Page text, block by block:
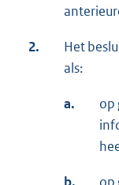
2.
Het
als:
a.
op